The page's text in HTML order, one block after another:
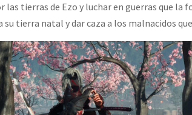
las tierras de Ezo y luchar en guerras que la
su tierra natal y dar caza a los malnacidos